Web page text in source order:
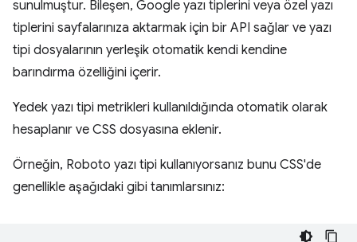
sunulmuştur. Bileşen, Google yazı tiplerini veya özel yazı
tiplerini sayfalarınıza aktarmak için bir API sağlar ve yazı
tipi dosyalarının yerleşik otomatik kendi kendine
barındırma özelliğini içerir.
Yedek yazı tipi metrikleri kullanıldığında otomatik olarak
hesaplanır ve CSS dosyasına eklenir.
Örneğin, Roboto yazı tipi kullanıyorsanız bunu CSS'de
genellikle aşağıdaki gibi tanımlarsınız: